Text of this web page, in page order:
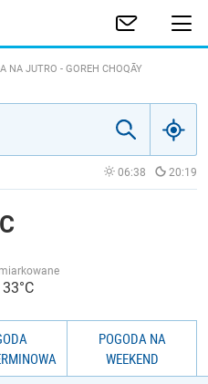
NA JUTRO - GOREH CHOQĀY
06:38 20:19
POGODA NA
WEEKEND